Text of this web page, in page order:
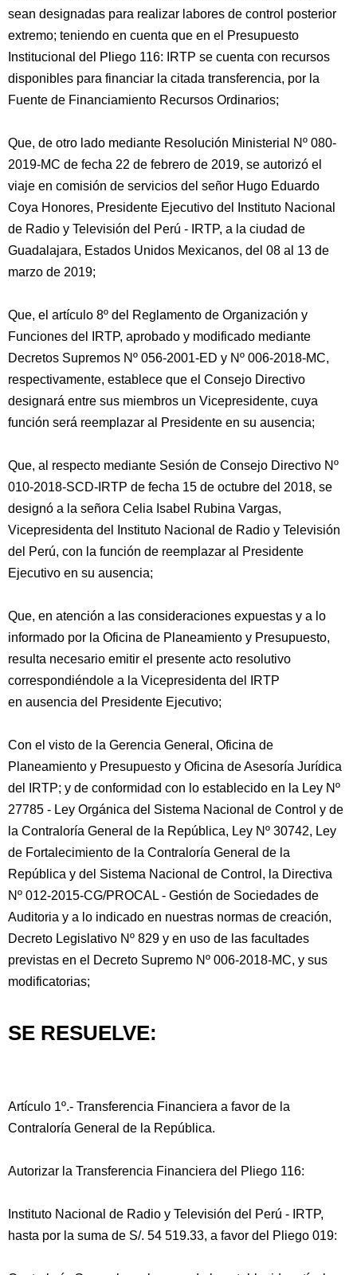
sean designadas para realizar labores de control posterior
extremo; teniendo en cuenta que en el Presupuesto
Institucional del Pliego 116: IRTP se cuenta con recursos
disponibles para financiar la citada transferencia, por la
Fuente de Financiamiento Recursos Ordinarios;
Que, de otro lado mediante Resolución Ministerial Nº 080-
2019-MC de fecha 22 de febrero de 2019, se autorizó el
viaje en comisión de servicios del señor Hugo Eduardo
Coya Honores, Presidente Ejecutivo del Instituto Nacional
de Radio y Televisión del Perú - IRTP, a la ciudad de
Guadalajara, Estados Unidos Mexicanos, del 08 al 13 de
marzo de 2019;
Que, el artículo 8º del Reglamento de Organización y
Funciones del IRTP, aprobado y modificado mediante
Decretos Supremos Nº 056-2001-ED y Nº 006-2018-MC,
respectivamente, establece que el Consejo Directivo
designará entre sus miembros un Vicepresidente, cuya
función será reemplazar al Presidente en su ausencia;
Que, al respecto mediante Sesión de Consejo Directivo Nº
010-2018-SCD-IRTP de fecha 15 de octubre del 2018, se
designó a la señora Celia Isabel Rubina Vargas,
Vicepresidenta del Instituto Nacional de Radio y Televisión
del Perú, con la función de reemplazar al Presidente
Ejecutivo en su ausencia;
Que, en atención a las consideraciones expuestas y a lo
informado por la Oficina de Planeamiento y Presupuesto,
resulta necesario emitir el presente acto resolutivo
correspondiéndole a la Vicepresidenta del IRTP
en ausencia del Presidente Ejecutivo;
Con el visto de la Gerencia General, Oficina de
Planeamiento y Presupuesto y Oficina de Asesoría Jurídica
del IRTP; y de conformidad con lo establecido en la Ley Nº
27785 - Ley Orgánica del Sistema Nacional de Control y de
la Contraloría General de la República, Ley Nº 30742, Ley
de Fortalecimiento de la Contraloría General de la
República y del Sistema Nacional de Control, la Directiva
Nº 012-2015-CG/PROCAL - Gestión de Sociedades de
Auditoria y a lo indicado en nuestras normas de creación,
Decreto Legislativo Nº 829 y en uso de las facultades
previstas en el Decreto Supremo Nº 006-2018-MC, y sus
modificatorias;
SE RESUELVE:
Artículo 1º.- Transferencia Financiera a favor de la
Contraloría General de la República.
Autorizar la Transferencia Financiera del Pliego 116:
Instituto Nacional de Radio y Televisión del Perú - IRTP,
hasta por la suma de S/. 54 519.33, a favor del Pliego 019: